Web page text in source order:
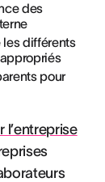
des
les différents
pour
l’entreprise